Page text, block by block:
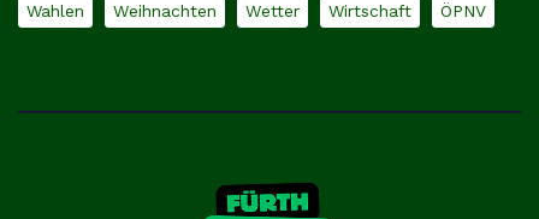
Wahlen Weihnachten Wetter Wirtschaft ÖPNV